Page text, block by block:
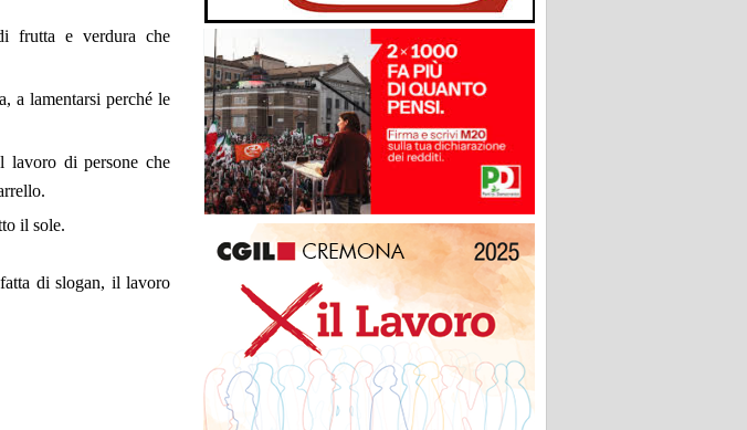
frutta e verdura che
a lamentarsi perché le
lavoro di persone che
il sole.
di slogan, il lavoro